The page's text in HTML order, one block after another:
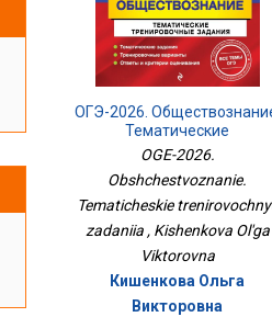
ОГЭ-2026.
Тематические
Тренировочные Задания
OGE-2026.
Obshchestvoznanie.
Tematicheskie
zadaniia , Kishenkova Ol'ga
Viktorovna
Кишенкова Ольга
Викторовна